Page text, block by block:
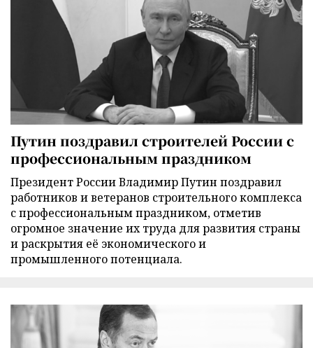
Путин поздравил строителей России с
профессиональным праздником
Президент России Владимир Путин поздравил
работников и ветеранов строительного комплекса
с профессиональным праздником, отметив
огромное значение их труда для развития страны
и раскрытия её экономического и
промышленного потенциала.